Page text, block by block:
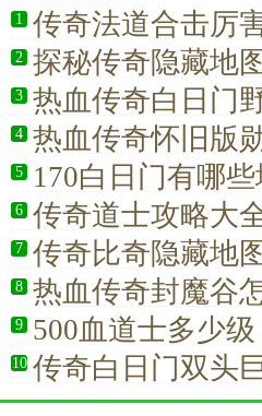
1 传奇法道合击厉
2 探秘传奇隐藏地
3 热血传奇白日门
4 热血传奇怀旧版
5 170白日门有哪些
6 传奇道士攻略大
7 传奇比奇隐藏地
8 热血传奇封魔谷
9 500血道士多少级
10 传奇白日门双头